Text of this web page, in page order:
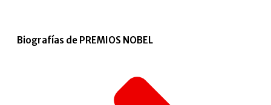
Biografías de PREMIOS NOBEL